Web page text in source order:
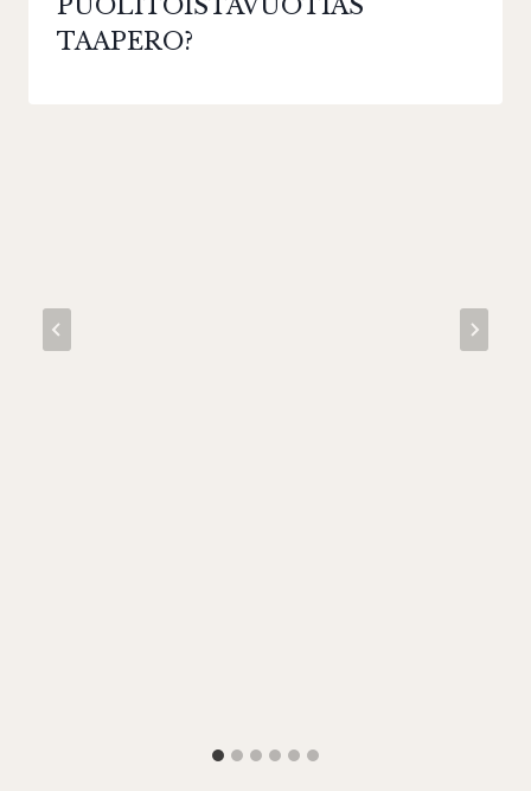
PUOLITOISTAVUOTIAS
TAAPERO?